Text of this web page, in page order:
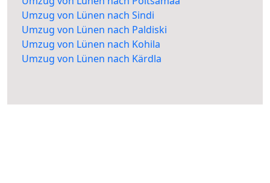
Umzug von Lünen nach Sindi
Umzug von Lünen nach Paldiski
Umzug von Lünen nach Kohila
Umzug von Lünen nach Kärdla